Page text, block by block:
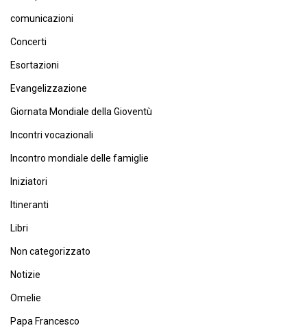
comunicazioni
Concerti
Esortazioni
Evangelizzazione
Giornata Mondiale della Gioventù
Incontri vocazionali
Incontro mondiale delle famiglie
Iniziatori
Itineranti
Libri
Non categorizzato
Notizie
Omelie
Papa Francesco